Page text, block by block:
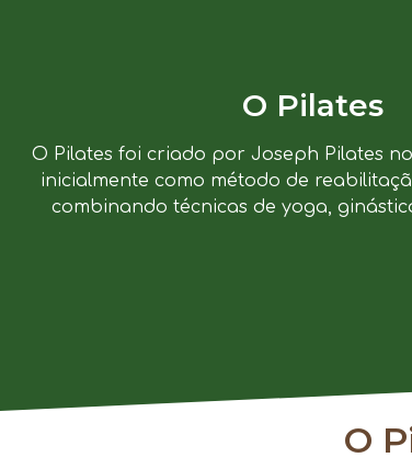
O Pilates
O Pilates foi criado por Joseph Pilates
inicialmente como método de
combinando técnicas de yoga,
O